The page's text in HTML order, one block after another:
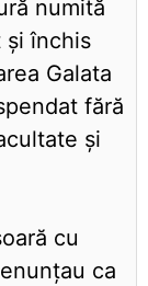
numită
și închis
Galata
fără
și
cu
ca